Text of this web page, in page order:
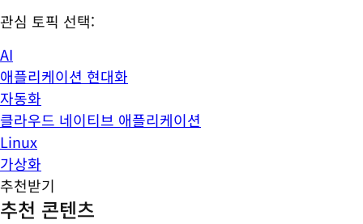
관심 토픽 선택:
AI
애플리케이션 현대화
자동화
클라우드 네이티브 애플리케이션
Linux
가상화
추천받기
추천 콘텐츠